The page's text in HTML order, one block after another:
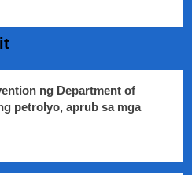
ng Department of
petrolyo, aprub sa mga